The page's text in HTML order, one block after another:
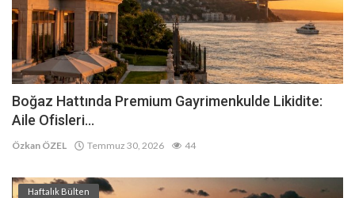
Boğaz Hattında Premium Gayrimenkulde Likidite:
Aile Ofisleri...
Özkan ÖZEL Temmuz 30, 2026 44
Haftalık Bülten